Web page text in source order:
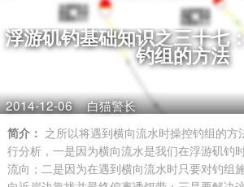
浮游矶钓基础知识之三十七
钓组的方法
2014-12-06 白猫警长
简介： 之所以将遇到横向流水时操控钓组的方
行分析，一是因为横向流水是我们在浮游矶钓
流向；二是因为在遇到横向流水时只要对钓组